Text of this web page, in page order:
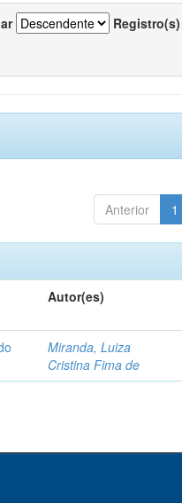
Registro(s)
Anterior 1
Autor(es)
Miranda, Luiza
Cristina Fima de